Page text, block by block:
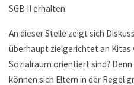
SGB II erhalten.
An dieser Stelle zeigt sich
überhaupt zielgerichtet an Kitas
Sozialraum orientiert sind?
können sich Eltern in der Regel